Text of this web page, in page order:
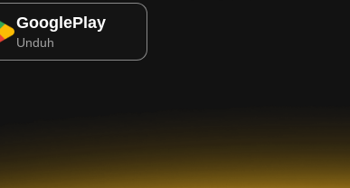
GooglePlay
Unduh